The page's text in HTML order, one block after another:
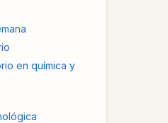
en química y